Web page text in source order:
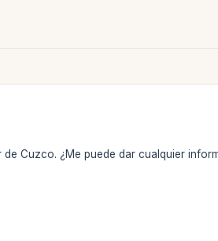
Cuzco. ¿Me puede dar cualquier